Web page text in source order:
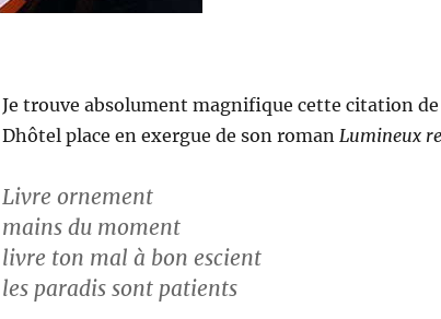
Je trouve absolument magnifique cette citation de
Dhôtel place en exergue de son roman Lumineux
Livre ornement
mains du moment
livre ton mal à bon escient
les paradis sont patients